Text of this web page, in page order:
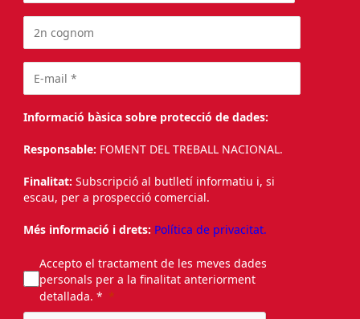
Informació bàsica sobre protecció de dades:
Responsable: FOMENT DEL TREBALL NACIONAL.
Finalitat: Subscripció al butlletí informatiu i, si
escau, per a prospecció comercial.
Més informació i drets: Política de privacitat.
Accepto el tractament de les meves dades
personals per a la finalitat anteriorment
detallada. *